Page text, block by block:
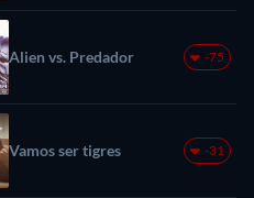
Alien vs. Predador -75
Vamos ser tigres -31